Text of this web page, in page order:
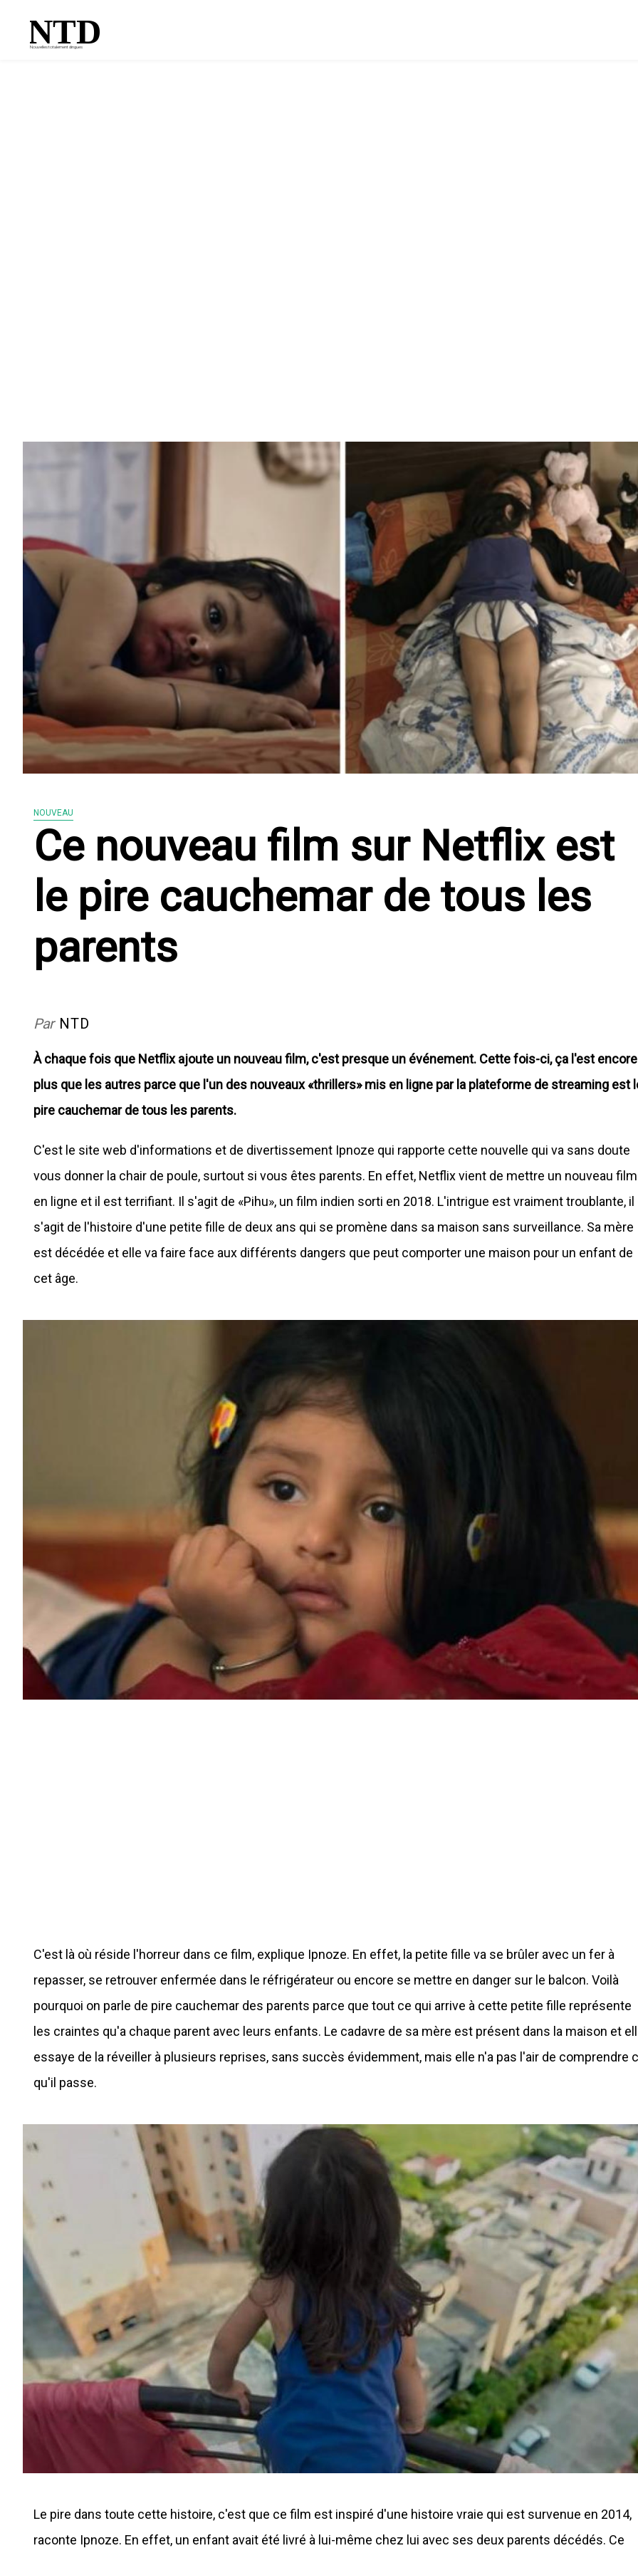
Nouvelles totalement dingues
NTD
NOUVEAU
Ce nouveau film sur Netflix est
le pire cauchemar de tous les
parents
Par NTD
À chaque fois que Netflix ajoute un nouveau film, c'est presque un événement. Cette fois-ci, ça l'est encore
plus que les autres parce que l'un des nouveaux «thrillers» mis en ligne par la plateforme de streaming est
pire cauchemar de tous les parents.
C'est le site web d'informations et de divertissement Ipnoze qui rapporte cette nouvelle qui va sans doute
vous donner la chair de poule, surtout si vous êtes parents. En effet, Netflix vient de mettre un nouveau film
en ligne et il est terrifiant. Il s'agit de «Pihu», un film indien sorti en 2018. L'intrigue est vraiment troublante, il
s'agit de l'histoire d'une petite fille de deux ans qui se promène dans sa maison sans surveillance. Sa mère
est décédée et elle va faire face aux différents dangers que peut comporter une maison pour un enfant de
cet âge.
C'est là où réside l'horreur dans ce film, explique Ipnoze. En effet, la petite fille va se brûler avec un fer à
repasser, se retrouver enfermée dans le réfrigérateur ou encore se mettre en danger sur le balcon. Voilà
pourquoi on parle de pire cauchemar des parents parce que tout ce qui arrive à cette petite fille représente
les craintes qu'a chaque parent avec leurs enfants. Le cadavre de sa mère est présent dans la maison et
essaye de la réveiller à plusieurs reprises, sans succès évidemment, mais elle n'a pas l'air de comprendre
qu'il passe.
Le pire dans toute cette histoire, c'est que ce film est inspiré d'une histoire vraie qui est survenue en 2014,
raconte Ipnoze. En effet, un enfant avait été livré à lui-même chez lui avec ses deux parents décédés. Ce